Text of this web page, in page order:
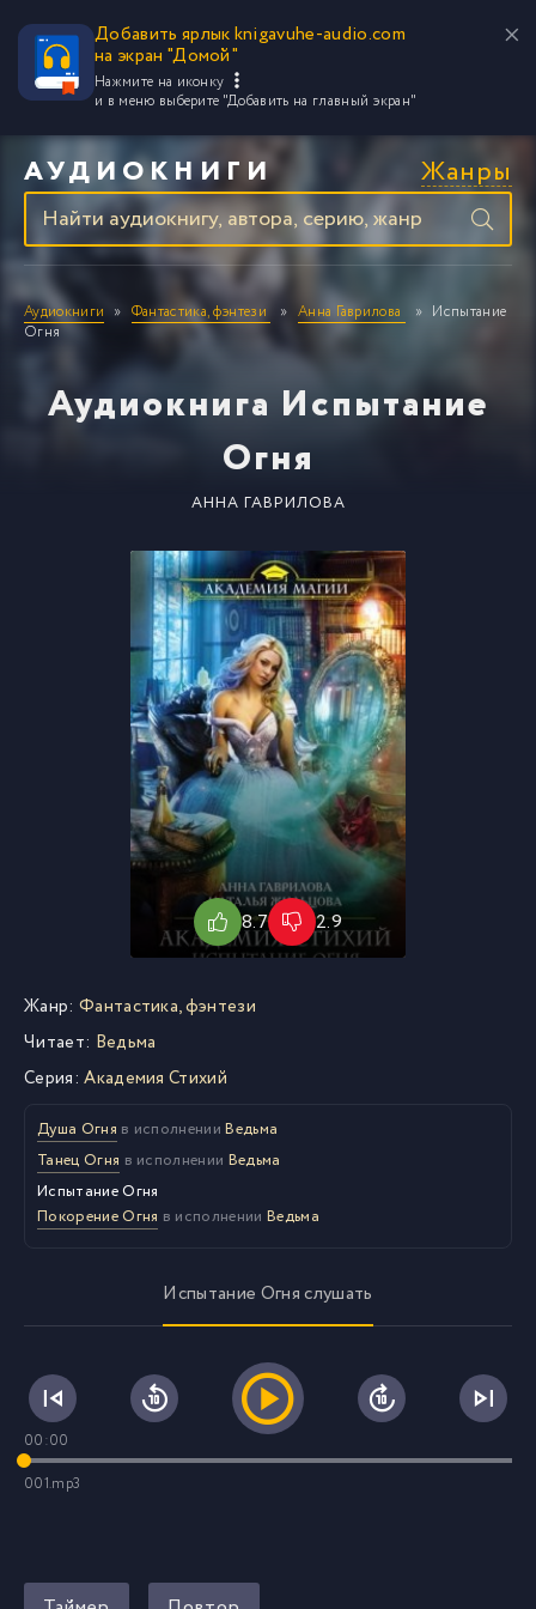
Добавить ярлык knigavuhe-audio.com
на экран "Домой"
Нажмите на иконку
и в меню выберите "Добавить на главный экран"
АУДИОКНИГИ Жанры
Аудиокниги Фантастика, фэнтези Анна Гаврилова
Испытание
Огня
Аудиокнига Испытание
Огня
АННА ГАВРИЛОВА
8.7 2.9
Жанр: Фантастика, фэнтези
Читает: Ведьма
Серия: Академия Стихий
Душа Огня в исполненииВедьма
Танец Огня в исполнении Ведьма
Испытание Огня
Покорение Огня в исполнении Ведьма
Испытание Огня слушать
00:00
001.mp3